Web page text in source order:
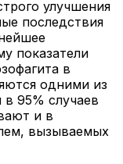
улучшения
последствия
показатели
в
одними из
95% случаев
и в
вызываемых